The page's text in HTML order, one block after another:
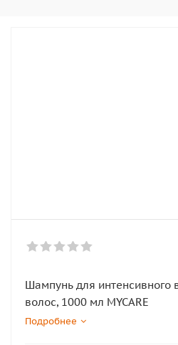
Шампунь для интенсивного
волос, 1000 мл MYCARE
Подробнее